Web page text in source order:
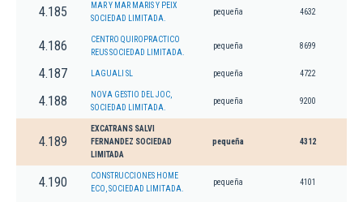
4.185
MAR Y MAR MARIS Y PEIX
SOCIEDAD LIMITADA.
pequeña 4632
4.186
CENTRO QUIROPRACTICO
REUS SOCIEDAD LIMITADA.
pequeña 8699
4.187 LAGUALI SL pequeña 4722
4.188
NOVA GESTIO DEL JOC,
SOCIEDAD LIMITADA.
pequeña 9200
4.189
EXCATRANS SALVI
FERNANDEZ SOCIEDAD
LIMITADA
pequeña 4312
4.190
CONSTRUCCIONES HOME
ECO, SOCIEDAD LIMITADA.
pequeña 4101